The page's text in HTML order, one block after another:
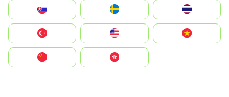
United States
中國香港特別行政區